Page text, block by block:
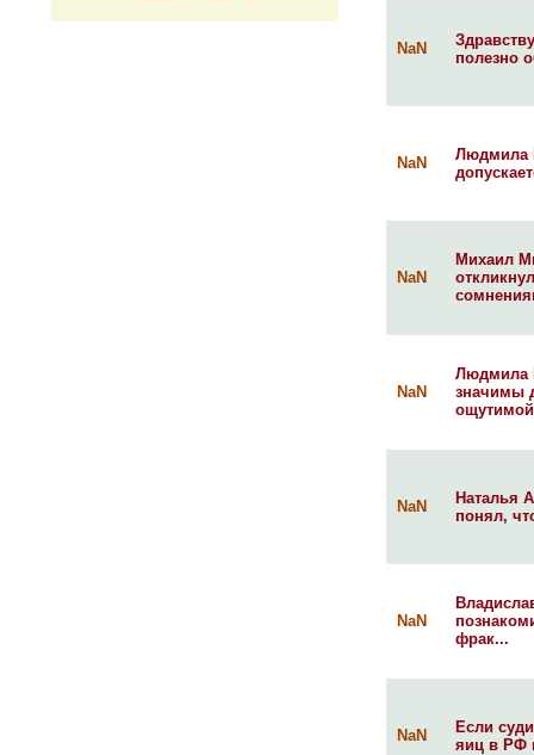
NaN
полезно
NaN
Людмила
NaN
Михаил
NaN
Людмила
значимы
NaN
Наталья
понял,
NaN
фрак...
NaN
Если
яиц в РФ